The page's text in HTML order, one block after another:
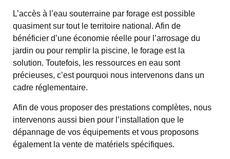
L’accès à l’eau souterraine par forage est possible
quasiment sur tout le territoire national. Afin de
bénéficier d’une économie réelle pour l’arrosage du
jardin ou pour remplir la piscine, le forage est la
solution. Toutefois, les ressources en eau sont
précieuses, c’est pourquoi nous intervenons dans un
cadre réglementaire.
Afin de vous proposer des prestations complètes, nous
intervenons aussi bien pour l’installation que le
dépannage de vos équipements et vous proposons
également la vente de matériels spécifiques.